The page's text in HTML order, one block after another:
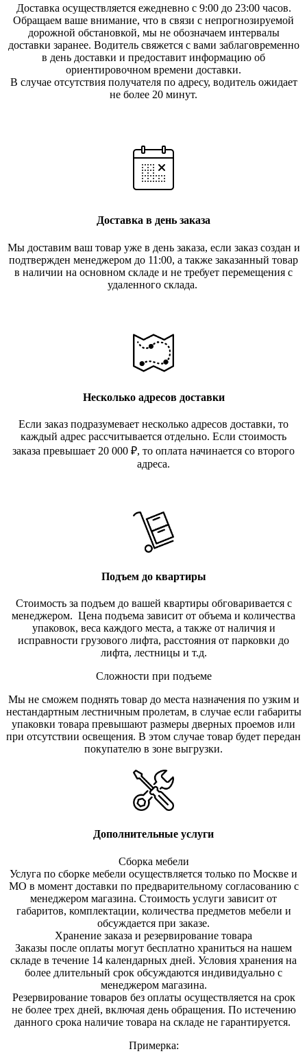
Доставка осуществляется ежедневно с 9:00 до 23:00 часов.
Обращаем ваше внимание, что в связи с непрогнозируемой
дорожной обстановкой, мы не обозначаем интервалы
доставки заранее. Водитель свяжется с вами заблаговременно
в день доставки и предоставит информацию об
ориентировочном времени доставки.
В случае отсутствия получателя по адресу, водитель ожидает
не более 20 минут.
Доставка в день заказа
Мы доставим ваш товар уже в день заказа, если заказ создан и
подтвержден менеджером до 11:00, а также заказанный товар
в наличии на основном складе и не требует перемещения с
удаленного склада.
Несколько адресов доставки
Если заказ подразумевает несколько адресов доставки, то
каждый адрес рассчитывается отдельно. Если стоимость
заказа превышает 20 000 ₽, то оплата начинается со второго
адреса.
Подъем до квартиры
Стоимость за подъем до вашей квартиры обговаривается с
менеджером. Цена подъема зависит от объема и количества
упаковок, веса каждого места, а также от наличия и
исправности грузового лифта, расстояния от парковки до
лифта, лестницы и т.д.
Сложности при подъеме
Мы не сможем поднять товар до места назначения по узким и
нестандартным лестничным пролетам, в случае если габариты
упаковки товара превышают размеры дверных проемов или
при отсутствии освещения. В этом случае товар будет передан
покупателю в зоне выгрузки.
Дополнительные услуги
Сборка мебели
Услуга по сборке мебели осуществляется только по Москве и
МО в момент доставки по предварительному согласованию с
менеджером магазина. Стоимость услуги зависит от
габаритов, комплектации, количества предметов мебели и
обсуждается при заказе.
Хранение заказа и резервирование товара
Заказы после оплаты могут бесплатно храниться на нашем
складе в течение 14 календарных дней. Условия хранения на
более длительный срок обсуждаются индивидуально с
менеджером магазина.
Резервирование товаров без оплаты осуществляется на срок
не более трех дней, включая день обращения. По истечению
данного срока наличие товара на складе не гарантируется.
Примерка: